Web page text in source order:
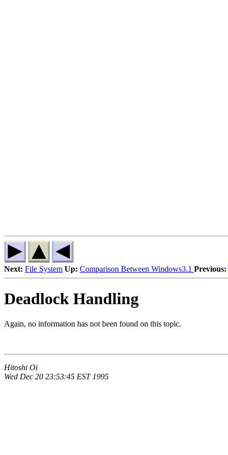
Next: File System Up: Comparison Between Windows3.1 Previous:
Deadlock Handling
Again, no information has not been found on this topic.
Hitoshi Oi
Wed Dec 20 23:53:45 EST 1995